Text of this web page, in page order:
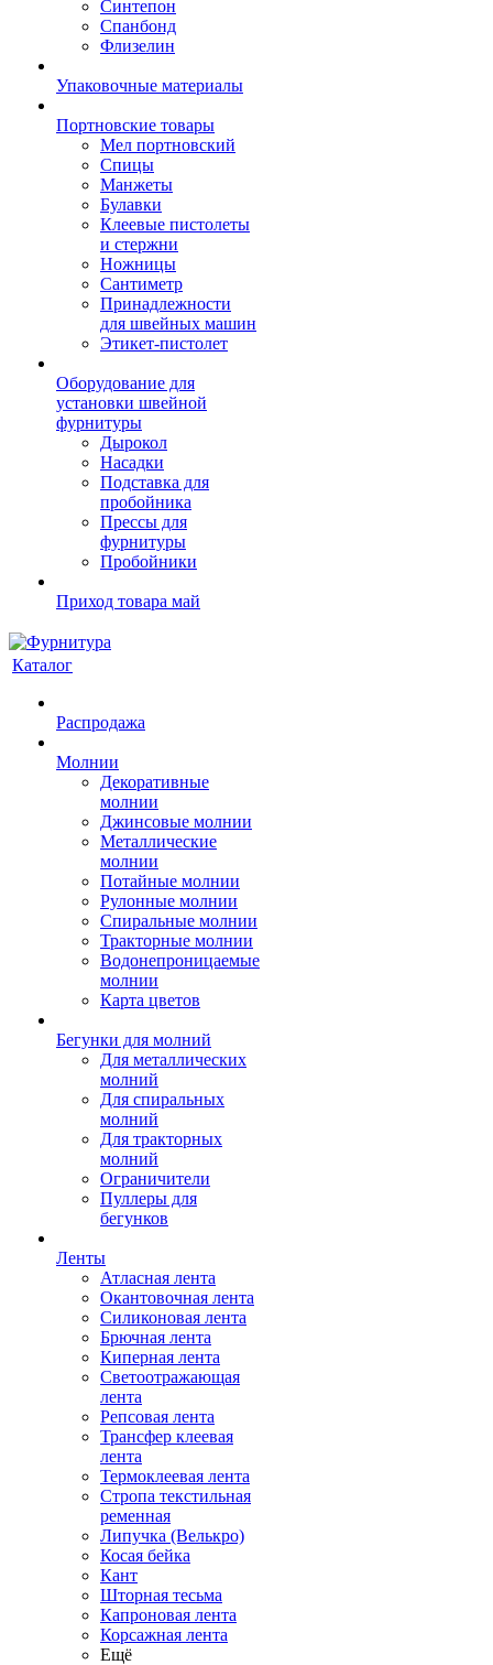
Синтепон
Спанбонд
Флизелин
Упаковочные материалы
Портновские товары
Мел портновский
Спицы
Манжеты
Булавки
Клеевые пистолеты
и стержни
Ножницы
Сантиметр
Принадлежности
для швейных машин
Этикет-пистолет
Оборудование для
установки швейной
фурнитуры
Дырокол
Насадки
Подставка для
пробойника
Прессы для
фурнитуры
Пробойники
Приход товара май
Каталог
Распродажа
Молнии
Декоративные
молнии
Джинсовые молнии
Металлические
молнии
Потайные молнии
Рулонные молнии
Спиральные молнии
Тракторные молнии
Водонепроницаемые
молнии
Карта цветов
Бегунки для молний
Для металлических
молний
Для спиральных
молний
Для тракторных
молний
Ограничители
Пуллеры для
бегунков
Ленты
Атласная лента
Окантовочная лента
Силиконовая лента
Брючная лента
Киперная лента
Светоотражающая
лента
Репсовая лента
Трансфер клеевая
лента
Термоклеевая лента
Стропа текстильная
ременная
Липучка (Велькро)
Косая бейка
Кант
Шторная тесьма
Капроновая лента
Корсажная лента
Ещё